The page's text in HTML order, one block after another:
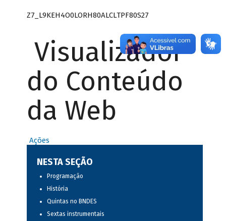
Z7_L9KEH4O0LORH80ALCLTPF80S27
Visualizador
do Conteúdo
da Web
Ações
NESTA SEÇÃO
Programação
História
Quintas no BNDES
Sextas instrumentais